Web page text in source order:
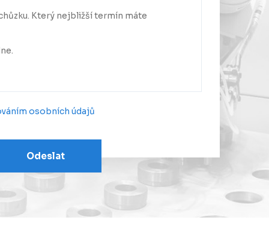
osobních údajů
Odeslat
se Vám co nejdříve.